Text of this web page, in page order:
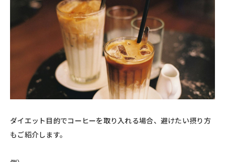
ダイエット目的でコーヒーを取り入れる場合、避けたい摂り方
もご紹介します。